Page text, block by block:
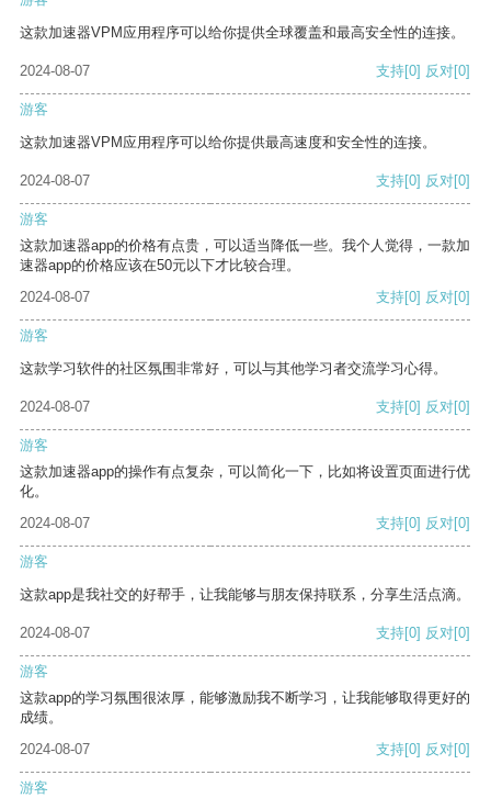
这款加速器VPM应用程序可以给你提供全球覆盖和最高安全性的连接。
2024-08-07 支持[0] 反对[0]
游客
这款加速器VPM应用程序可以给你提供最高速度和安全性的连接。
2024-08-07 支持[0] 反对[0]
游客
这款加速器app的价格有点贵，可以适当降低一些。我个人觉得，一款加
速器app的价格应该在50元以下才比较合理。
2024-08-07
支持[0] 反对[0]
游客
这款学习软件的社区氛围非常好，可以与其他学习者交流学习心得。
2024-08-07 支持[0] 反对[0]
游客
这款加速器app的操作有点复杂，可以简化一下，比如将设置页面进行优
化。
2024-08-07
支持[0] 反对[0]
游客
这款app是我社交的好帮手，让我能够与朋友保持联系，分享生活点滴。
2024-08-07 支持[0] 反对[0]
游客
这款app的学习氛围很浓厚，能够激励我不断学习，让我能够取得更好的
成绩。
2024-08-07
支持[0] 反对[0]
游客